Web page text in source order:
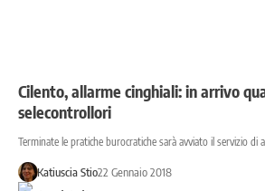
Cilento, allarme cinghiali: in arrivo
selecontrollori
Terminate le pratiche burocratiche sarà avviato il servizio
Katiuscia Stio22 Gennaio 2018